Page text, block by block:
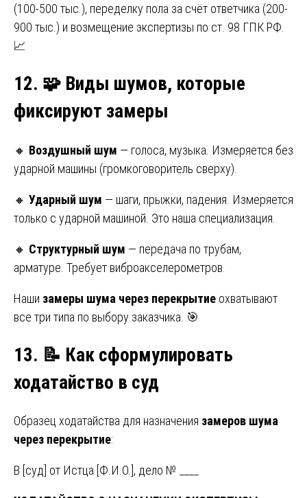
(100-500 тыс.), переделку пола за счёт ответчика (200-
900 тыс.) и возмещение экспертизы по ст. 98 ГПК РФ.
📈
12. 🧩 Виды шумов, которые
фиксируют замеры
🔸 Воздушный шум — голоса, музыка. Измеряется без
ударной машины (громкоговоритель сверху).
🔸 Ударный шум — шаги, прыжки, падения. Измеряется
только с ударной машиной. Это наша специализация.
🔸 Структурный шум — передача по трубам,
арматуре. Требует виброакселерометров.
Наши замеры шума через перекрытие охватывают
все три типа по выбору заказчика. 🎯
13. 📝 Как сформулировать
ходатайство в суд
Образец ходатайства для назначения замеров шума
через перекрытие:
В [суд] от Истца [Ф.И.О.], дело № ____